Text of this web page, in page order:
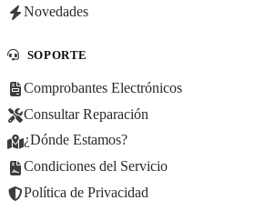
Novedades
SOPORTE
Comprobantes Electrónicos
Consultar Reparación
¿Dónde Estamos?
Condiciones del Servicio
Política de Privacidad